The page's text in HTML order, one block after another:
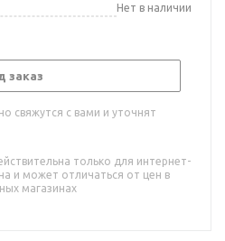
Нет в наличии
заказ
свяжутся с вами и уточнят
только для интернет-
и может отличаться от цен в
магазинах